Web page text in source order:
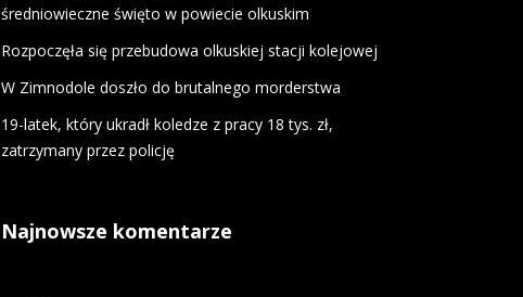
średniowieczne święto w powiecie olkuskim
Rozpoczęła się przebudowa olkuskiej stacji kolejowej
W Zimnodole doszło do brutalnego morderstwa
19-latek, który ukradł koledze z pracy 18 tys. zł,
zatrzymany przez policję
Najnowsze komentarze